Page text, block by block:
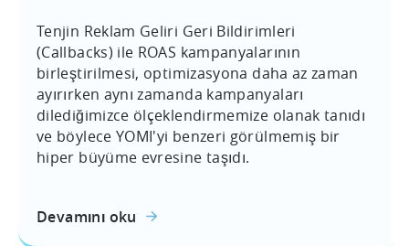
Tenjin Reklam Geliri Geri Bildirimleri
(Callbacks) ile ROAS kampanyalarının
birleştirilmesi, optimizasyona daha az zaman
ayırırken aynı zamanda kampanyaları
dilediğimizce ölçeklendirmemize olanak tanıdı
ve böylece YOMI'yi benzeri görülmemiş bir
hiper büyüme evresine taşıdı.
Devamını oku